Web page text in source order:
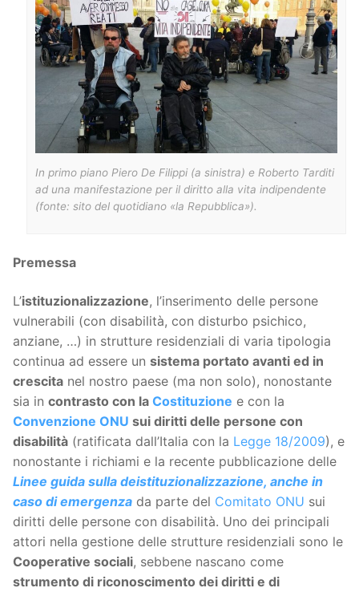
In primo piano Piero De Filippi (a sinistra) e Roberto Tarditi
ad una manifestazione per il diritto alla vita indipendente
(fonte: sito del quotidiano «la Repubblica»).
Premessa
L’istituzionalizzazione, l’inserimento delle persone
vulnerabili (con disabilità, con disturbo psichico,
anziane, …) in strutture residenziali di varia tipologia
continua ad essere un sistema portato avanti ed in
crescita nel nostro paese (ma non solo), nonostante
sia in contrasto con la Costituzione e con la
Convenzione ONU sui diritti delle persone con
disabilità (ratificata dall’Italia con la Legge 18/2009), e
nonostante i richiami e la recente pubblicazione delle
Linee guida sulla deistituzionalizzazione, anche in
caso di emergenza da parte del Comitato ONU sui
diritti delle persone con disabilità. Uno dei principali
attori nella gestione delle strutture residenziali sono le
Cooperative sociali, sebbene nascano come
strumento di riconoscimento dei diritti e di